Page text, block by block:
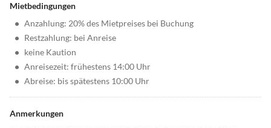
Mietbedingungen
• Anzahlung: 20% des Mietpreises bei Buchung
• Restzahlung: bei Anreise
• keine Kaution
• Anreisezeit: frühestens 14:00 Uhr
• Abreise: bis spätestens 10:00 Uhr
Anmerkungen